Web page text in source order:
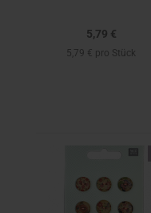
5,79 €
5,79 € pro Stück